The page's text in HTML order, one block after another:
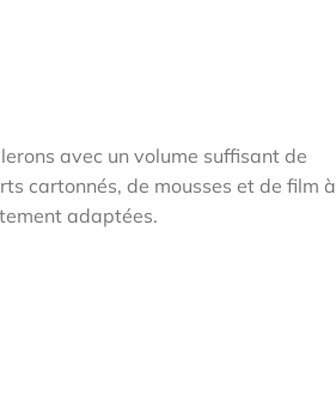
avec un volume suffisant de
cartonnés, de mousses et de film à
adaptées.